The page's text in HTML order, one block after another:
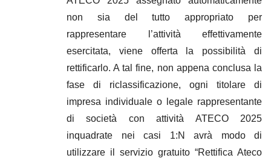
non sia del tutto appropriato per
rappresentare l’attività effettivamente
esercitata, viene offerta la possibilità di
rettificarlo. A tal fine, non appena conclusa la
fase di riclassificazione, ogni titolare di
impresa individuale o legale rappresentante
di società con attività ATECO 2025
inquadrate nei casi 1:N avrà modo di
utilizzare il servizio gratuito “Rettifica Ateco